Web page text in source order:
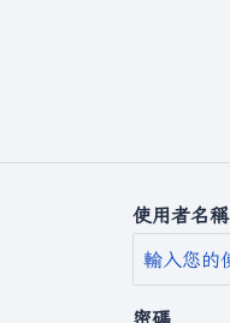
使用者名稱
密碼